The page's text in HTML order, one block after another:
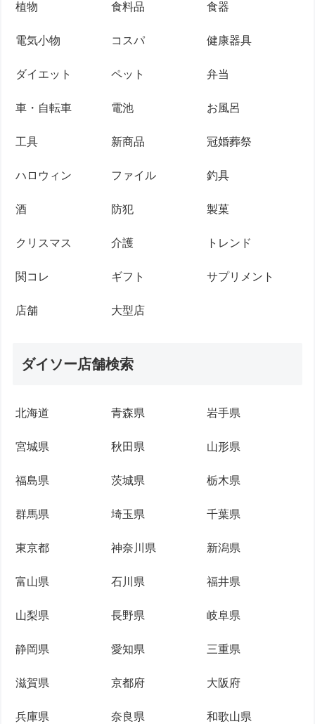
植物 食料品 食器
電気小物 コスパ 健康器具
ダイエット ペット 弁当
車・自転車 電池 お風呂
工具 新商品 冠婚葬祭
ハロウィン ファイル 釣具
酒 防犯 製菓
クリスマス 介護 トレンド
関コレ ギフト サプリメント
店舗 大型店
ダイソー店舗検索
北海道 青森県 岩手県
宮城県 秋田県 山形県
福島県 茨城県 栃木県
群馬県 埼玉県 千葉県
東京都 神奈川県 新潟県
富山県 石川県 福井県
山梨県 長野県 岐阜県
静岡県 愛知県 三重県
滋賀県 京都府 大阪府
兵庫県 奈良県 和歌山県